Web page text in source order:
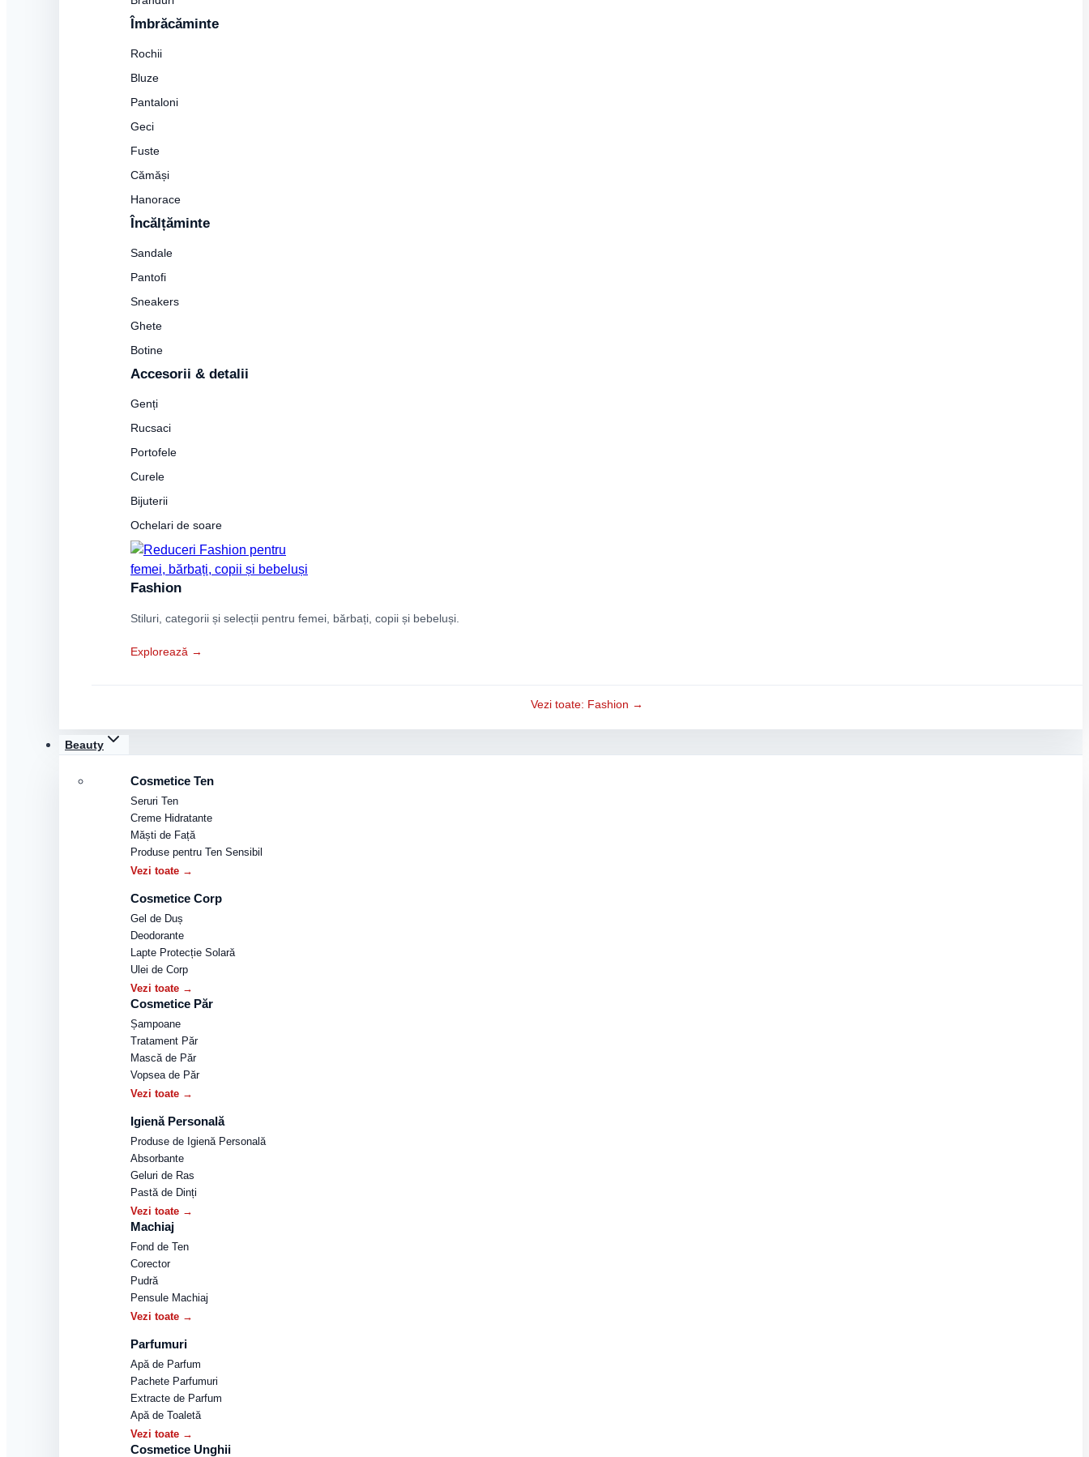
Îmbrăcăminte
Rochii
Bluze
Pantaloni
Geci
Fuste
Cămăși
Hanorace
Încălțăminte
Sandale
Pantofi
Sneakers
Ghete
Botine
Accesorii & detalii
Genți
Rucsaci
Portofele
Curele
Bijuterii
Ochelari de soare
Fashion
Stiluri, categorii și selecții pentru femei, bărbați, copii și bebeluși.
Explorează →
Vezi toate: Fashion →
Beauty
Cosmetice Ten
Seruri Ten
Creme Hidratante
Măști de Față
Produse pentru Ten Sensibil
Vezi toate →
Cosmetice Corp
Gel de Duș
Deodorante
Lapte Protecție Solară
Ulei de Corp
Vezi toate →
Cosmetice Păr
Șampoane
Tratament Păr
Mască de Păr
Vopsea de Păr
Vezi toate →
Igienă Personală
Produse de Igienă Personală
Absorbante
Geluri de Ras
Pastă de Dinți
Vezi toate →
Machiaj
Fond de Ten
Corector
Pudră
Pensule Machiaj
Vezi toate →
Parfumuri
Apă de Parfum
Pachete Parfumuri
Extracte de Parfum
Apă de Toaletă
Vezi toate →
Cosmetice Unghii